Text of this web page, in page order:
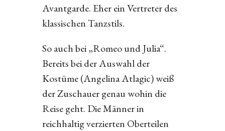
Avantgarde. Eher ein Vertreter des
klassischen Tanzstils.
So auch bei „Romeo und Julia“.
Bereits bei der Auswahl der
Kostüme (Angelina Atlagic) weiß
der Zuschauer genau wohin die
Reise geht. Die Männer in
reichhaltig verzierten Oberteilen